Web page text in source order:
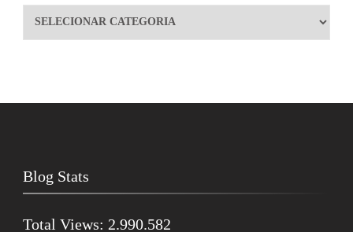
Blog Stats
Total Views: 2.990.582